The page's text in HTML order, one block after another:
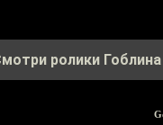
ролики